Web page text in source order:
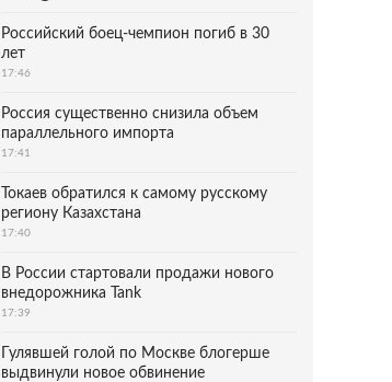
Российский боец-чемпион погиб в 30
лет
17:46
Россия существенно снизила объем
параллельного импорта
17:41
Токаев обратился к самому русскому
региону Казахстана
17:40
В России стартовали продажи нового
внедорожника Tank
17:39
Гулявшей голой по Москве блогерше
выдвинули новое обвинение